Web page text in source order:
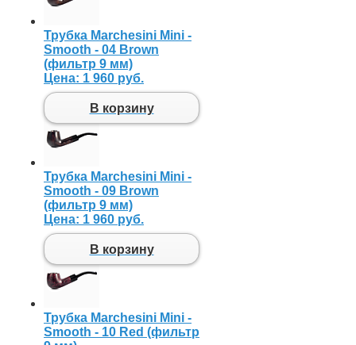
Трубка Marchesini Mini -
Smooth - 04 Brown
(фильтр 9 мм)
Цена: 1 960 руб.
В корзину
Трубка Marchesini Mini -
Smooth - 09 Brown
(фильтр 9 мм)
Цена: 1 960 руб.
В корзину
Трубка Marchesini Mini -
Smooth - 10 Red (фильтр